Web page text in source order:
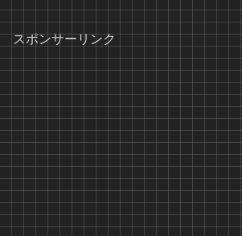
スポンサーリンク